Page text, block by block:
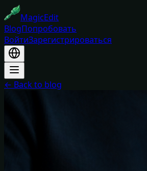
MagicEdit
BlogПопробовать
ВойтиЗарегистрироваться
← Back to blog